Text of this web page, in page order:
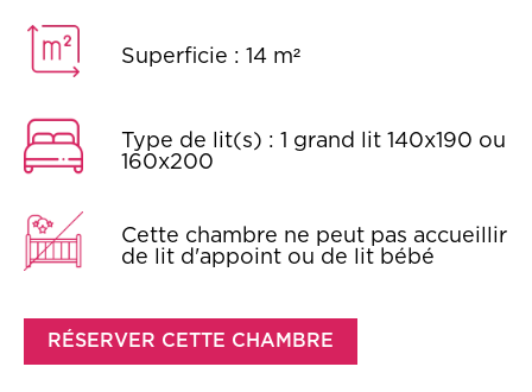
Superficie : 14 m²
Type de lit(s) : 1 grand lit 140x190 ou
160x200
Cette chambre ne peut pas accueillir
de lit d'appoint ou de lit bébé
RÉSERVER CETTE CHAMBRE